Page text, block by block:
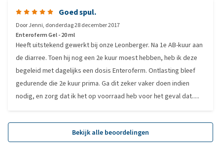
Goed spul.
DoorJenni, donderdag 28 december 2017
Enteroferm Gel - 20 ml
Heeft uitstekend gewerkt bij onze Leonberger. Na 1e AB-kuur aan
de diarree. Toen hij nog een 2e kuur moest hebben, heb ik deze
begeleid met dagelijks een dosis Enteroferm. Ontlasting bleef
gedurende die 2e kuur prima. Ga dit zeker vaker doen indien
nodig, en zorg dat ik het op voorraad heb voor het geval dat.....
Bekijk alle beoordelingen